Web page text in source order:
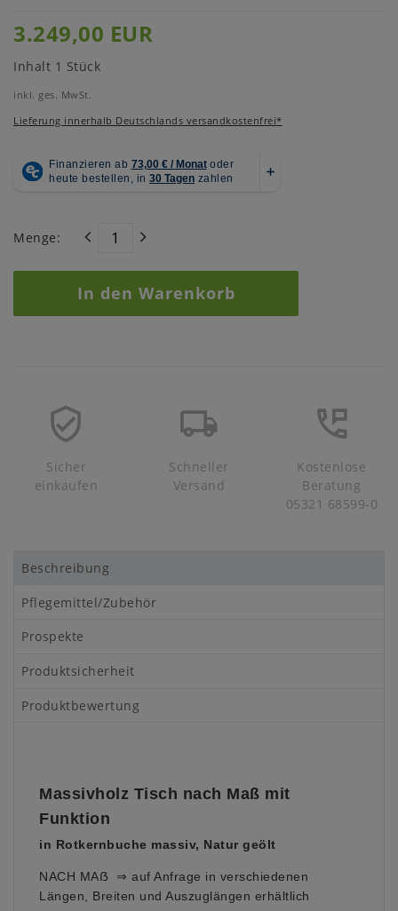
3.249,00 EUR
Inhalt 1 Stück
inkl. ges. MwSt.
Lieferung innerhalb Deutschlands versandkostenfrei*
Menge:
In den Warenkorb
Sicher
einkaufen
Schneller
Versand
Kostenlose
Beratung
05321 68599-0
Beschreibung
Pflegemittel/Zubehör
Prospekte
Produktsicherheit
Produktbewertung
Massivholz Tisch nach Maß mit
Funktion
in Rotkernbuche massiv, Natur geölt
NACH MAẞ ⇒ auf Anfrage in verschiedenen
Längen, Breiten und Auszuglängen erhältlich